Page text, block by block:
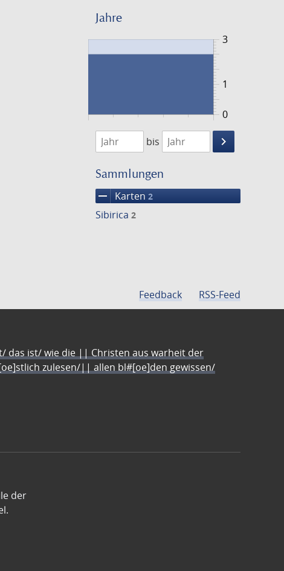
Jahre
0
3
1
1720
1721
bis
keyboard_arrow_right
Suche
Sammlungen
remove Karten 2
Sibirica 2
Feedback RSS-Feed
das ist/ wie die || Christen aus warheit der
zulesen/|| allen bl#[oe]den gewissen/
der